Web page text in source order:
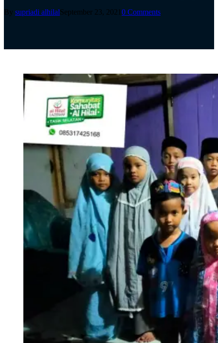
By supriadi alhilalSeptember 23, 20210 Comments